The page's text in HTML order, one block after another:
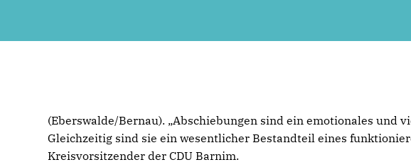
(Eberswalde/Bernau). „Abschiebungen sind ein emotionales und
Gleichzeitig sind sie ein wesentlicher Bestandteil eines
Kreisvorsitzender der CDU Barnim.